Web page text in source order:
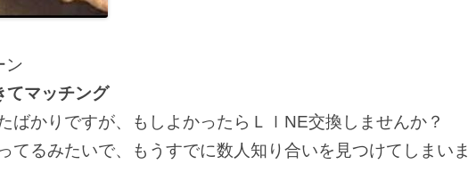
ン
てマッチング
ばかりですが、もしよかったらＬｌΝΕ交換しませんか？
てるみたいで、もうすでに数人知り合いを見つけてしまいま